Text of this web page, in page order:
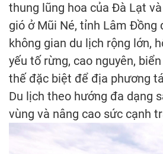
thung lũng hoa của Đà Lạt
gió ở Mũi Né, tỉnh Lâm Đồng
không gian du lịch rộng lớn,
yếu tố rừng, cao nguyên,
thế đặc biệt để địa phương
Du lịch theo hướng đa dạng
vùng và nâng cao sức cạnh